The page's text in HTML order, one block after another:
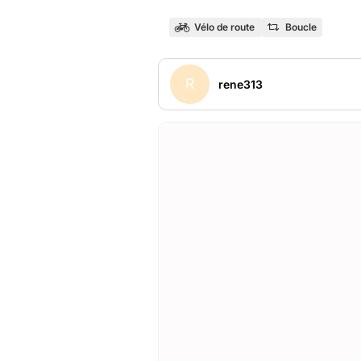
Vélo de route Boucle
R rene313